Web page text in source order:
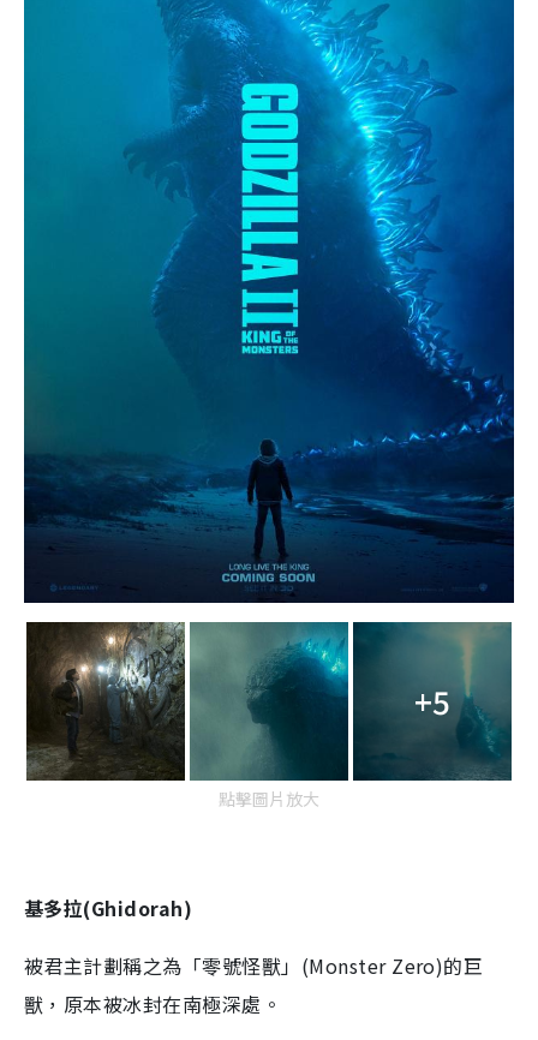
+5
點擊圖片放大
基多拉(Ghidorah)
被君主計劃稱之為「零號怪獸」(Monster Zero)的巨
獸，原本被冰封在南極深處。